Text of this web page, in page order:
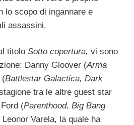
lo scopo di ingannare e
assassini.
titolo Sotto copertura, vi sono
Danny Gloover (Arma
(Battlestar Galactica, Dark
tra le altre guest star
(Parenthood, Big Bang
Leonor Varela, la quale ha